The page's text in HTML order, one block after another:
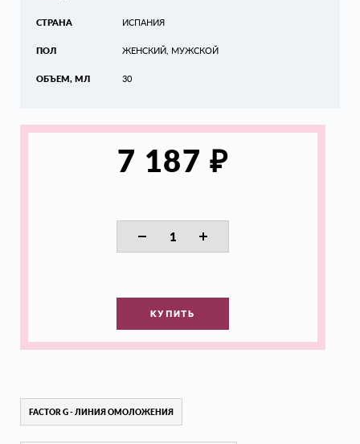
СТРАНА
ПОЛ
ОБЪЕМ, МЛ
ИСПАНИЯ
ЖЕНСКИЙ, МУЖСКОЙ
30
7 187 ₽
КУПИТЬ
FACTOR G - ЛИНИЯ ОМОЛОЖЕНИЯ